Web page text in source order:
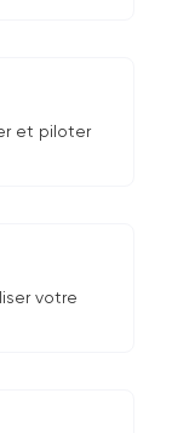
et piloter
votre